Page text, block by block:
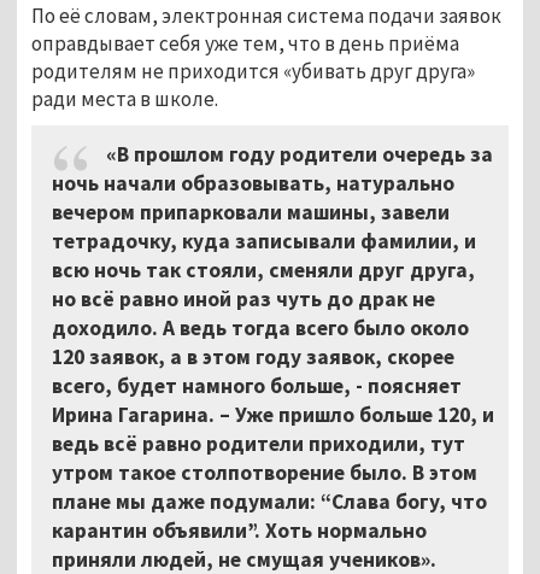
По её словам, электронная система подачи заявок
оправдывает себя уже тем, что в день приёма
родителям не приходится «убивать друг друга»
ради места в школе.
«В прошлом году родители очередь за
ночь начали образовывать, натурально
вечером припарковали машины, завели
тетрадочку, куда записывали фамилии, и
всю ночь так стояли, сменяли друг друга,
но всё равно иной раз чуть до драк не
доходило. А ведь тогда всего было около
120 заявок, а в этом году заявок, скорее
всего, будет намного больше, - поясняет
Ирина Гагарина. – Уже пришло больше 120, и
ведь всё равно родители приходили, тут
утром такое столпотворение было. В этом
плане мы даже подумали: “Слава богу, что
карантин объявили”. Хоть нормально
приняли людей, не смущая учеников».